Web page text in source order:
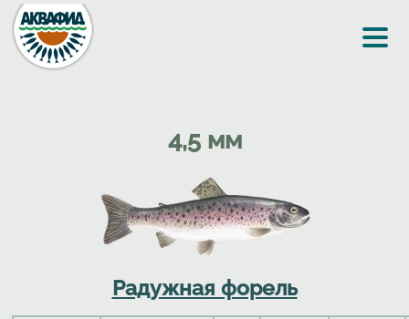
Перейти к основному содержанию
4,5 мм
Радужная форель